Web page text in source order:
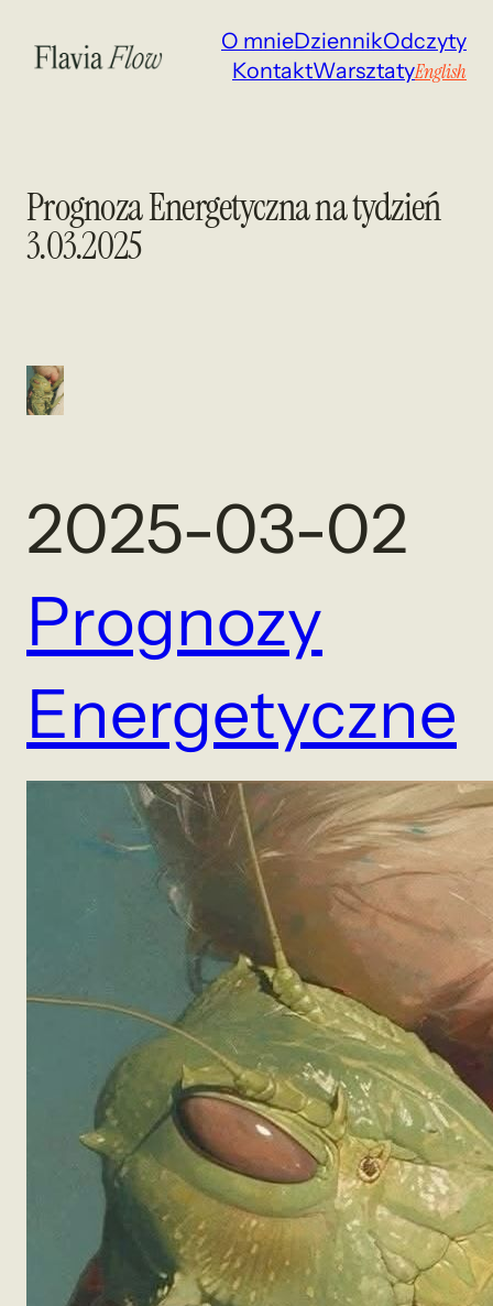
O mnieDziennikOdczyty
KontaktWarsztatyEnglish
Prognoza Energetyczna na tydzień
3.03.2025
2025-03-02
Prognozy
Energetyczne